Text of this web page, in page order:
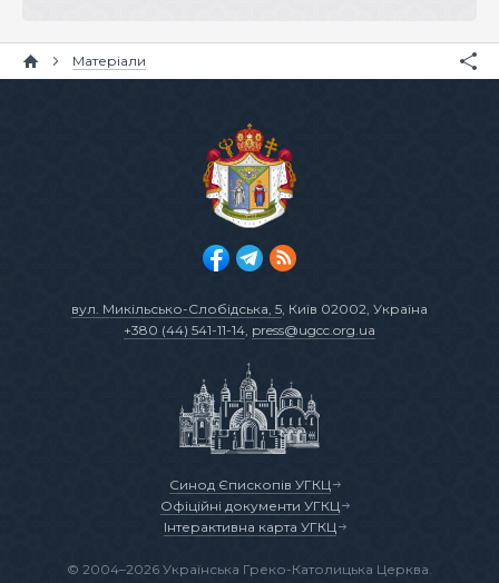
Матеріали
вул. Микільсько-Слобідська, 5, Київ 02002, Україна
+380 (44) 541-11-14, press@ugcc.org.ua
Синод Єпископів УГКЦ
Офіційні документи УГКЦ
Інтерактивна карта УГКЦ
© 2004–2026 Українська Греко-Католицька Церква.